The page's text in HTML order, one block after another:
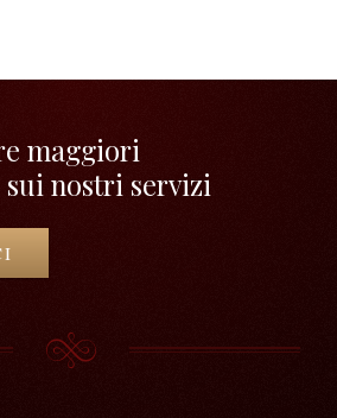
maggiori
nostri servizi